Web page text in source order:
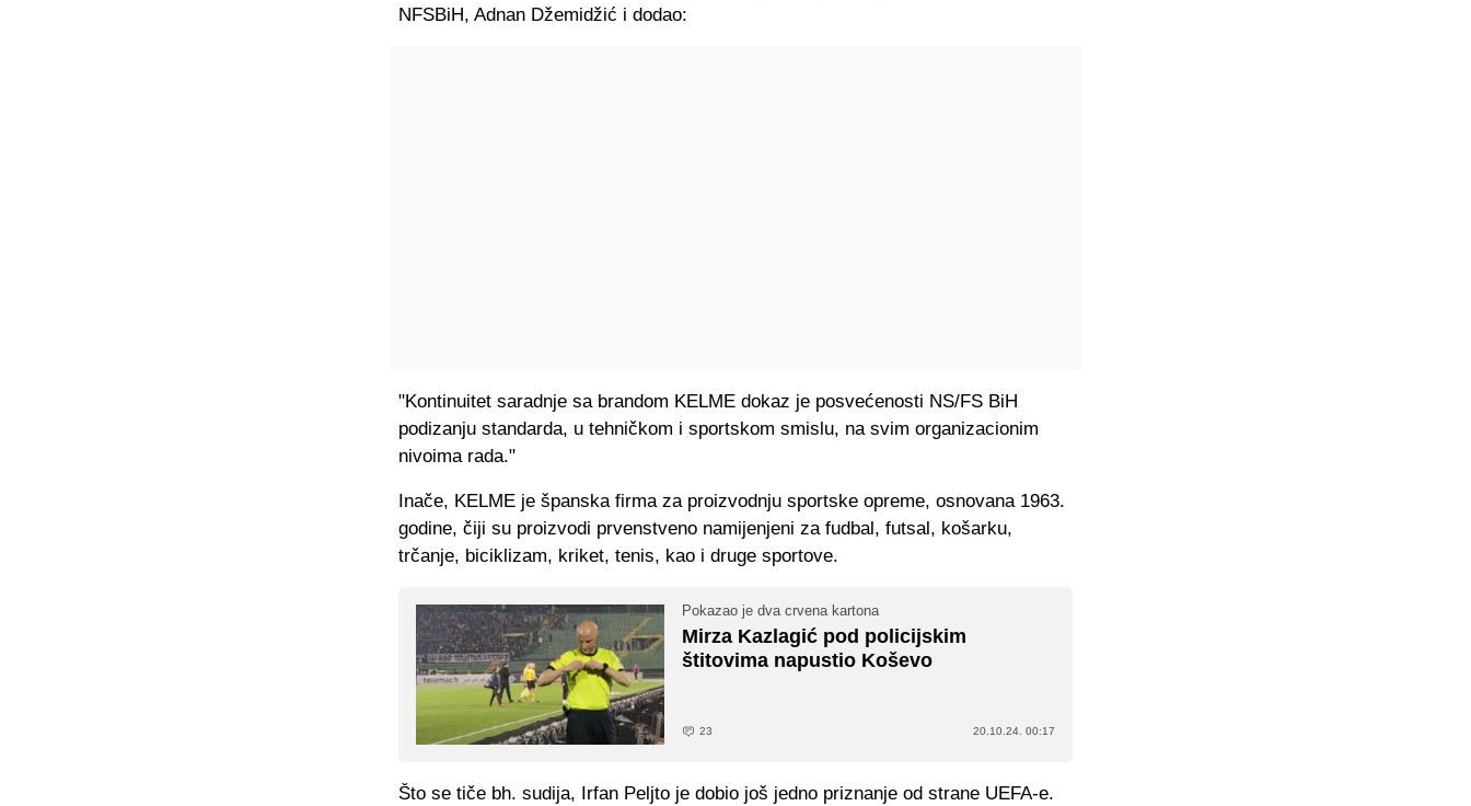
NFSBiH, Adnan Džemidžić i dodao:
"Kontinuitet saradnje sa brandom KELME dokaz je posvećenosti NS/FS BiH
podizanju standarda, u tehničkom i sportskom smislu, na svim organizacionim
nivoima rada."
Inače, KELME je španska firma za proizvodnju sportske opreme, osnovana 1963.
godine, čiji su proizvodi prvenstveno namijenjeni za fudbal, futsal, košarku,
trčanje, biciklizam, kriket, tenis, kao i druge sportove.
Pokazao je dva crvena kartona
Mirza Kazlagić pod policijskim
štitovima napustio Koševo
23 20.10.24. 00:17
Što se tiče bh. sudija, Irfan Peljto je dobio još jedno priznanje od strane UEFA-e.